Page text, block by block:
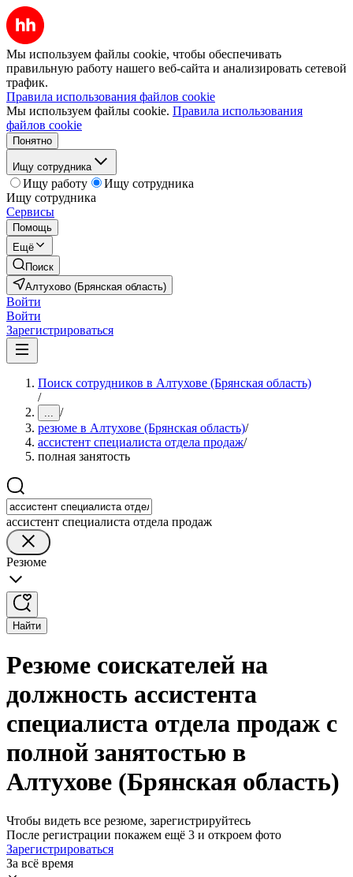
Мы используем файлы cookie, чтобы обеспечивать
правильную работу нашего веб-сайта и анализировать сетевой
трафик.
Правила использования файлов cookie
Мы используем файлы cookie. Правила использования
файлов cookie
Понятно
Ищу сотрудника
Ищу работу
Ищу сотрудника
Ищу сотрудника
Сервисы
Помощь
Ещё
Поиск
Алтухово (Брянская область)
Войти
Войти
Зарегистрироваться
Поиск сотрудников в Алтухове (Брянская область)
/
... /
резюме в Алтухове (Брянская область)/
ассистент специалиста отдела продаж/
полная занятость
ассистент специалиста отдела продаж
Резюме
Найти
Резюме соискателей на
должность ассистента
специалиста отдела продаж с
полной занятостью в
Алтухове (Брянская область)
Чтобы видеть все резюме, зарегистрируйтесь
После регистрации покажем ещё 3 и откроем фото
Зарегистрироваться
За всё время